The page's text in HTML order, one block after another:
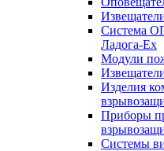
Система
Ладога-Ex
Модули
Изделия
Приборы
Системы